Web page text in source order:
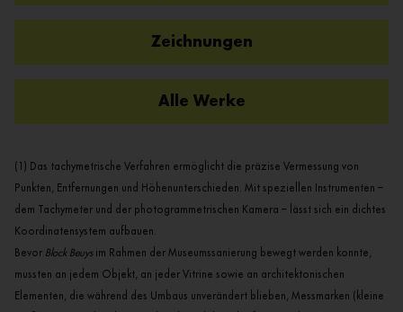
Zeichnungen
Alle Werke
(1) Das tachymetrische Verfahren ermöglicht die präzise Vermessung von
Punkten, Entfernungen und Höhenunterschieden. Mit speziellen Instrumenten –
dem Tachymeter und der photogrammetrischen Kamera – lässt sich ein dichtes
Koordinatensystem aufbauen.
Bevor Block Beuys im Rahmen der Museumssanierung bewegt werden konnte,
mussten an jedem Objekt, an jeder Vitrine sowie an architektonischen
Elementen, die während des Umbaus unverändert blieben, Messmarken (kleine